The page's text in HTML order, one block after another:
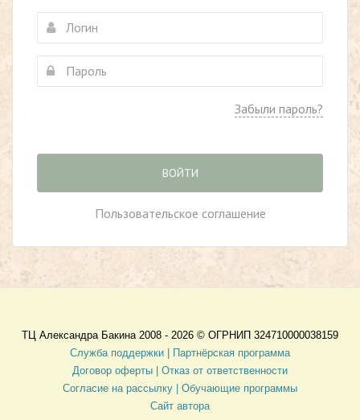
Забыли пароль?
ВОЙТИ
Пользовательское соглашение
ТЦ Александра Бакина 2008 - 2026 © ОГРНИП 324710000038159
Служба поддержки |
Партнёрская программа
Договор оферты
| Отказ от ответственности
Согласие на рассылку | Обучающие программы
Сайт автора